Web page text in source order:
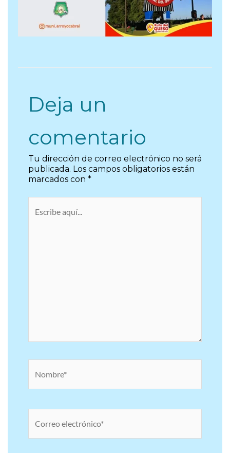
Deja un
comentario
Tu dirección de correo electrónico no será
publicada. Los campos obligatorios están
marcados con *
electrónico*